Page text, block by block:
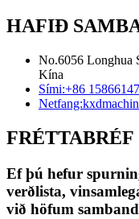
HAFIÐ
No.6056 Longhua
Kína
Sími:+86
Netfang:
FRÉTTABRÉF
Ef þú hefur
verðlista,
við höfum